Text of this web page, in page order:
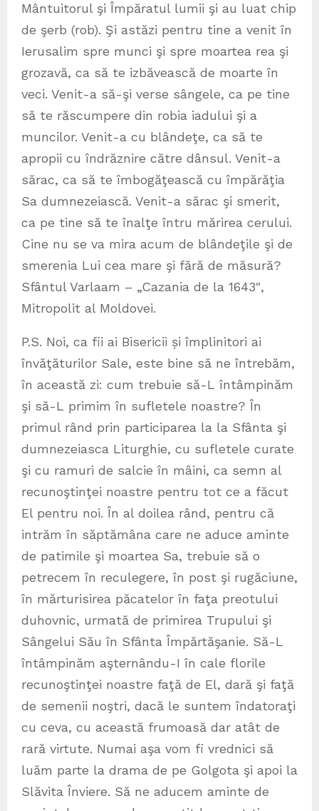
Mântuitorul şi Împăratul lumii şi au luat chip
de şerb (rob). Şi astăzi pentru tine a venit în
Ierusalim spre munci şi spre moartea rea şi
grozavă, ca să te izbăvească de moarte în
veci. Venit-a să-şi verse sângele, ca pe tine
să te răscumpere din robia iadului şi a
muncilor. Venit-a cu blândeţe, ca să te
apropii cu îndrăznire către dânsul. Venit-a
sărac, ca să te îmbogăţească cu împărăţia
Sa dumnezeiască. Venit-a sărac şi smerit,
ca pe tine să te înalţe întru mărirea cerului.
Cine nu se va mira acum de blândeţile şi de
smerenia Lui cea mare şi fără de măsură?
Sfântul Varlaam – „Cazania de la 1643″,
Mitropolit al Moldovei.
P.S. Noi, ca fii ai Bisericii și împlinitori ai
învăţăturilor Sale, este bine să ne întrebăm,
în această zi: cum trebuie să-L întâmpinăm
şi să-L primim în sufletele noastre? În
primul rând prin participarea la la Sfânta şi
dumnezeiasca Liturghie, cu sufletele curate
şi cu ramuri de salcie în mâini, ca semn al
recunoştinţei noastre pentru tot ce a făcut
El pentru noi. În al doilea rând, pentru că
intrăm în săptămâna care ne aduce aminte
de patimile şi moartea Sa, trebuie să o
petrecem în reculegere, în post şi rugăciune,
în mărturisirea păcatelor în faţa preotului
duhovnic, urmată de primirea Trupului şi
Sângelui Său în Sfânta Împărtăşanie. Să-L
întâmpinăm aşternându-I în cale florile
recunoştinţei noastre faţă de El, dară şi faţă
de semenii noştri, dacă le suntem îndatoraţi
cu ceva, cu această frumoasă dar atât de
rară virtute. Numai aşa vom fi vrednici să
luăm parte la drama de pe Golgota şi apoi la
Slăvita Înviere. Să ne aducem aminte de